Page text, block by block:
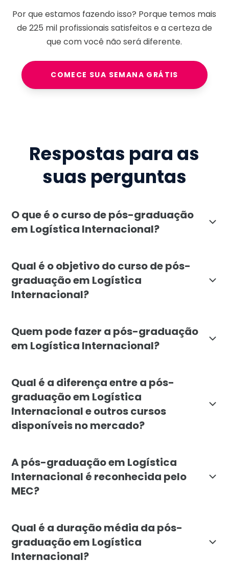
Por que estamos fazendo isso? Porque temos mais
de225 milprofissionais satisfeitos e a certeza de
que com você não será diferente.
COMECE SUA SEMANA GRÁTIS
Respostas para as
suas perguntas
O que é o curso de pós-graduação
em Logística Internacional?
Qual é o objetivo do curso de pós-
graduação em Logística
Internacional?
Quem pode fazer a pós-graduação
em Logística Internacional?
Qual é a diferença entre a pós-
graduação em Logística
Internacional e outros cursos
disponíveis no mercado?
A pós-graduação em Logística
Internacional é reconhecida pelo
MEC?
Qual é a duração média da pós-
graduação em Logística
Internacional?